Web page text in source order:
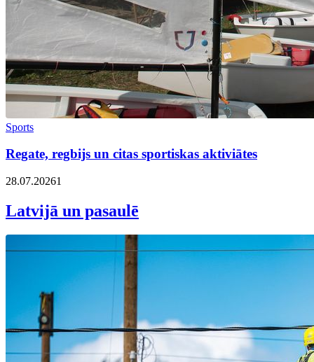
Sports
Regate, regbijs un citas sportiskas aktiviātes
28.07.20261
Latvijā un pasaulē